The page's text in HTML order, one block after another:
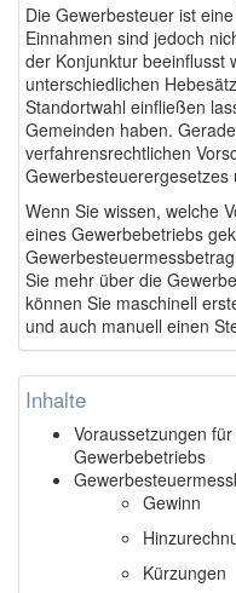
Die Gewerbesteuer ist
Einnahmen sind jedoch
der Konjunktur beeinflusst
unterschiedlichen
Standortwahl einfließen
Gemeinden haben.
verfahrensrechtlichen
Wenn Sie wissen, welche
eines Gewerbebetriebs
Sie mehr über die
können Sie maschinell
und auch manuell einen
Inhalte
Voraussetzungen
Gewerbebetriebs
Gewinn
Kürzungen